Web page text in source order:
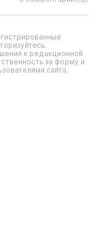
к редакционной
за форму и
сайта.